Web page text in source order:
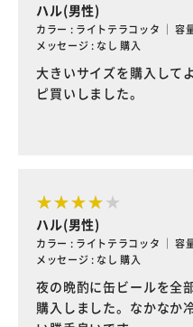
ハル(男性)
カラー : ライトテラコッタ ｜ 容
メッセージ : なし 購入
大きいサイズを購入して
ピ買いしました。
ハル(男性)
カラー : ライトテラコッタ ｜ 容
メッセージ : なし 購入
夜の晩酌に缶ビールを全
購入しました。なかなか